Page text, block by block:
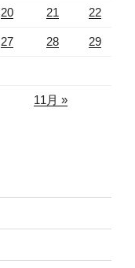
20 21 22
27 28 29
11月 »